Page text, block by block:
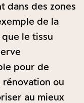
dans des zones
de la
le tissu
pour de
ou
au mieux